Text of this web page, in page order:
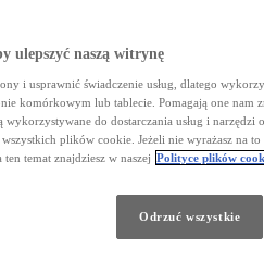
ulepszyć naszą witrynę
i usprawnić świadczenie usług, dlatego
komórkowym lub tablecie. Pomagają one nam
do dostarczania usług i narzędzi
plików cookie. Jeżeli nie wyrażasz na to
temat znajdziesz w naszej Polityce plików
Odrzuć wszystkie